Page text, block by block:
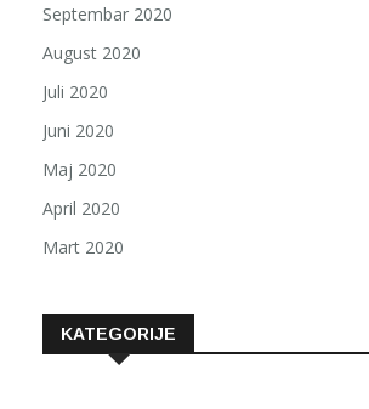
Septembar 2020
August 2020
Juli 2020
Juni 2020
Maj 2020
April 2020
Mart 2020
KATEGORIJE